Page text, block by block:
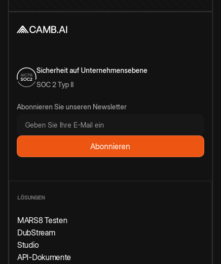
Sicherheit auf Unternehmensebene
SOC 2 Typ II
Abonnieren Sie unseren Newsletter
LÖSUNGEN
MARS8 Testen
DubStream
Studio
API-Dokumente